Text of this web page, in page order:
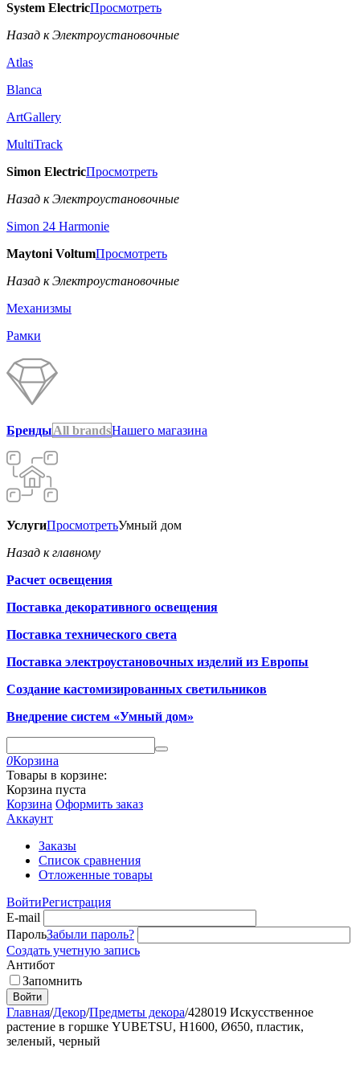
System ElectricПросмотреть
Назад к Электроустановочные
Atlas
Blanca
ArtGallery
MultiTrack
Simon ElectricПросмотреть
Назад к Электроустановочные
Simon 24 Harmonie
Maytoni VoltumПросмотреть
Назад к Электроустановочные
Механизмы
Рамки
БрендыAll brandsНашего магазина
УслугиПросмотретьУмный дом
Назад к главному
Расчет освещения
Поставка декоративного освещения
Поставка технического света
Поставка электроустановочных изделий из Европы
Создание кастомизированных светильников
Внедрение систем «Умный дом»
0Корзина
Товары в корзине:
Корзина пуста
Корзина Оформить заказ
Аккаунт
Заказы
Список сравнения
Отложенные товары
ВойтиРегистрация
E-mail
ПарольЗабыли пароль?
Создать учетную запись
Антибот
Запомнить
Войти
Главная/Декор/Предметы декора/428019 Искусственное
растение в горшке YUBETSU, H1600, Ø650, пластик,
зеленый, черный